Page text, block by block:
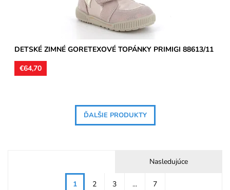
DETSKÉ ZIMNÉ GORETEXOVÉ TOPÁNKY PRIMIGI 88613/11
€64,70
ĎALŠIE PRODUKTY
Nasledujúce
1 2 3 ... 7